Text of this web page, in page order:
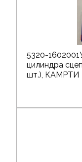
5320-
цилиндра
шт.), КАМРТИ